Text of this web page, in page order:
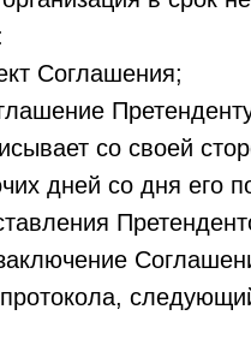
Соглашения;
со своей
дней со дня его